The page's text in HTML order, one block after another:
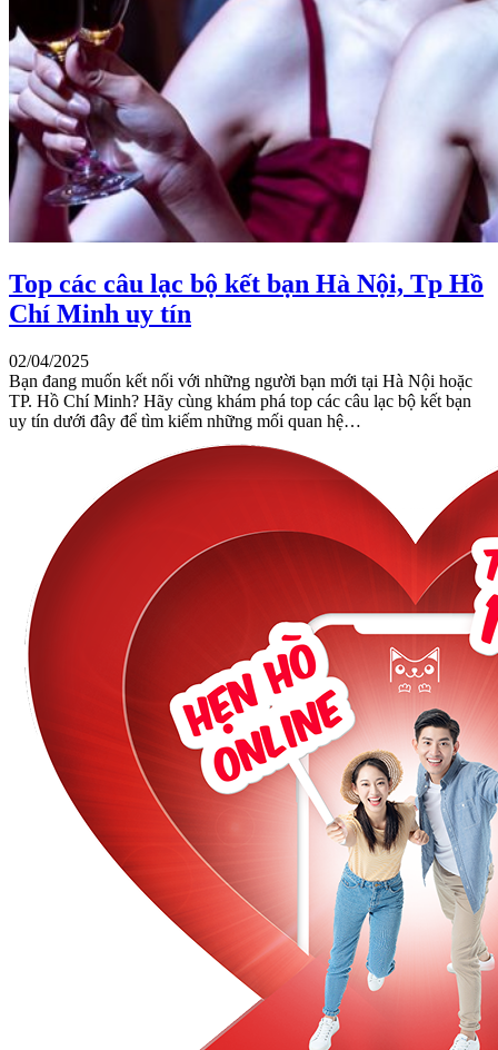
Top các câu lạc bộ kết bạn Hà Nội, Tp Hồ
Chí Minh uy tín
02/04/2025
Bạn đang muốn kết nối với những người bạn mới tại Hà Nội hoặc
TP. Hồ Chí Minh? Hãy cùng khám phá top các câu lạc bộ kết bạn
uy tín dưới đây để tìm kiếm những mối quan hệ…